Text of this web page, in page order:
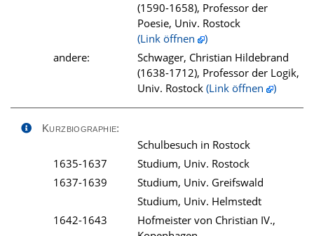
(1590-1658), Professor der
Poesie, Univ. Rostock
(Link öffnen
)
andere:
Schwager, Christian Hildebrand
(1638-1712), Professor der Logik,
Univ. Rostock (Link öffnen )
Kurzbiographie:
Schulbesuch in Rostock
1635-1637
Studium, Univ. Rostock
1637-1639
Studium, Univ. Greifswald
Studium, Univ. Helmstedt
1642-1643
Hofmeister von Christian IV.,